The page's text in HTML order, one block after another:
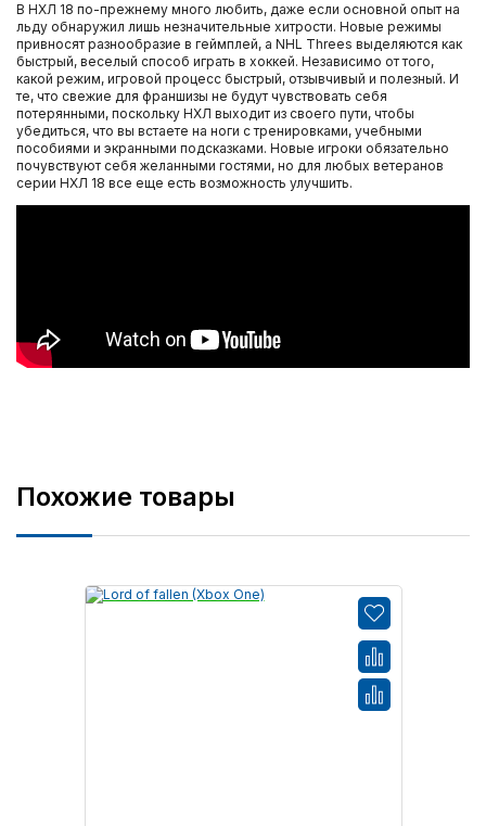
В НХЛ 18 по-прежнему много любить, даже если основной опыт на
льду обнаружил лишь незначительные хитрости. Новые режимы
привносят разнообразие в геймплей, а NHL Threes выделяются как
быстрый, веселый способ играть в хоккей. Независимо от того,
какой режим, игровой процесс быстрый, отзывчивый и полезный. И
те, что свежие для франшизы не будут чувствовать себя
потерянными, поскольку НХЛ выходит из своего пути, чтобы
убедиться, что вы встаете на ноги с тренировками, учебными
пособиями и экранными подсказками. Новые игроки обязательно
почувствуют себя желанными гостями, но для любых ветеранов
серии НХЛ 18 все еще есть возможность улучшить.
Похожие товары